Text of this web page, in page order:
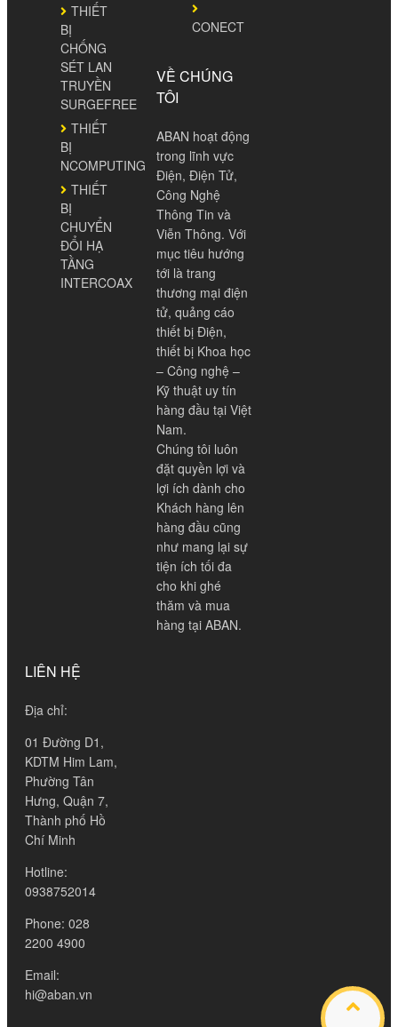
THIẾT
BỊ
CHỐNG
SÉT LAN
TRUYỀN
SURGEFREE
THIẾT
BỊ
NCOMPUTING
THIẾT
BỊ
CHUYỂN
ĐỔI HẠ
TẦNG
INTERCOAX
CONECT
VỀ CHÚNG
TÔI
ABAN hoạt động
trong lĩnh vực
Điện, Điện Tử,
Công Nghệ
Thông Tin và
Viễn Thông. Với
mục tiêu hướng
tới là trang
thương mại điện
tử, quảng cáo
thiết bị Điện,
thiết bị Khoa học
– Công nghệ –
Kỹ thuật uy tín
hàng đầu tại Việt
Nam.
Chúng tôi luôn
đặt quyền lợi và
lợi ích dành cho
Khách hàng lên
hàng đầu cũng
như mang lại sự
tiện ích tối đa
cho khi ghé
thăm và mua
hàng tại ABAN.
LIÊN HỆ
Địa chỉ:
01 Đường D1,
KDTM Him Lam,
Phường Tân
Hưng, Quận 7,
Thành phố Hồ
Chí Minh
Hotline:
0938752014
Phone: 028
2200 4900
Email:
hi@aban.vn